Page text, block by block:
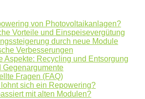
anpassen
Beispielrechnung
Rechnung mit folgender
von Photovoltaikanlagen?
Vorteile und Einspeisevergütung
durch neue Module
Verbesserungen
Aspekte: Recycling und Entsorgung
Gegenargumente
Fragen (FAQ)
sich ein Repowering?
mit alten Modulen?